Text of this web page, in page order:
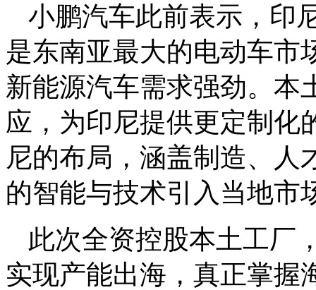
小鹏汽车此前表示，印
是东南亚最大的电动车市
新能源汽车需求强劲。本
应，为印尼提供更定制化
尼的布局，涵盖制造、人
的智能与技术引入当地市
此次全资控股本土工厂
实现产能出海，真正掌握